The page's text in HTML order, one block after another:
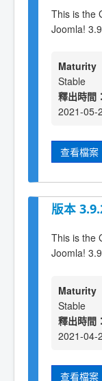
This is the
Joomla!
Maturity
Stable
釋出時間：
2021-05-
查看檔案
版本
This is the
Joomla!
Maturity
Stable
釋出時間：
2021-04-
查看檔案